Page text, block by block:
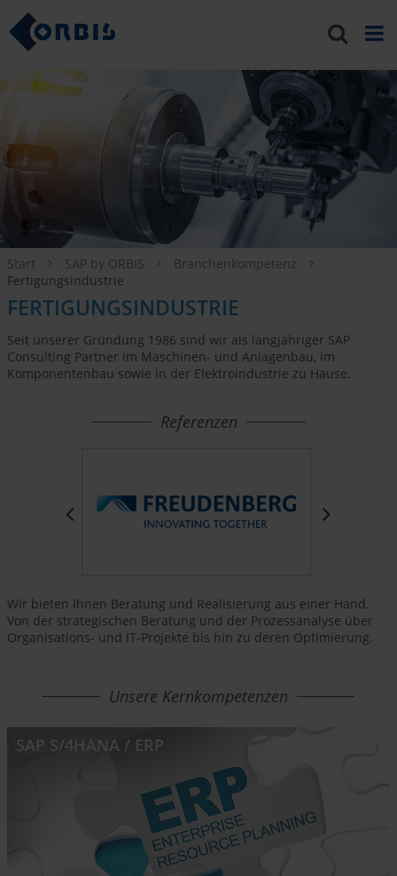
Start SAP by ORBIS
Branchenkompetenz
Fertigungsindustrie
FERTIGUNGSINDUSTRIE
Seit unserer Gründung 1986 sind wir als langjähriger SAP
Consulting Partner im Maschinen- und Anlagenbau, im
Komponentenbau sowie in der Elektroindustrie zu Hause.
Referenzen
Wir bieten Ihnen Beratung und Realisierung aus einer Hand.
Von der strategischen Beratung und der Prozessanalyse über
Organisations- und IT-Projekte bis hin zu deren Optimierung.
Unsere Kernkompetenzen
SAP S/4HANA / ERP